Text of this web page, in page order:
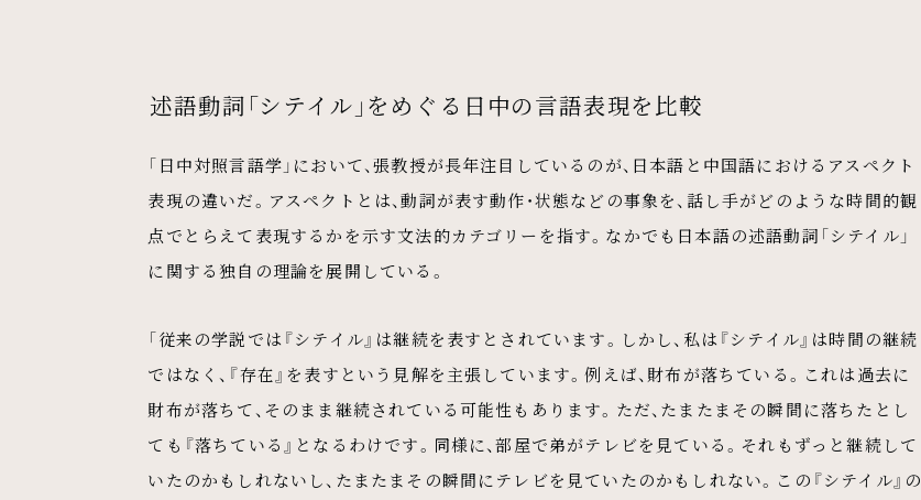
述語動詞「シテイル」をめぐる日中の言語表現を比較
「日中対照言語学」において、張教授が長年注目しているのが、日本語と中国語におけるアスペクト
表現の違いだ。アスペクトとは、動詞が表す動作・状態などの事象を、話し手がどのような時間的観
点でとらえて表現するかを示す文法的カテゴリーを指す。なかでも日本語の述語動詞「シテイル」
に関する独自の理論を展開している。
「従来の学説では『シテイル』は継続を表すとされています。しかし、私は『シテイル』は時間の継続
ではなく、『存在』を表すという見解を主張しています。例えば、財布が落ちている。これは過去に
財布が落ちて、そのまま継続されている可能性もあります。ただ、たまたまその瞬間に落ちたとし
ても『落ちている』となるわけです。同様に、部屋で弟がテレビを見ている。それもずっと継続して
いたのかもしれないし、たまたまその瞬間にテレビを見ていたのかもしれない。この『シテイル』の